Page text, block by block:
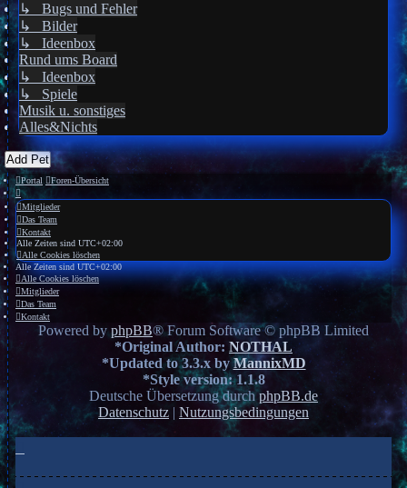
↳ Bugs und Fehler
↳ Bilder
↳ Ideenbox
Rund ums Board
↳ Ideenbox
↳ Spiele
Musik u. sonstiges
Alles&Nichts
Add Pet
Portal Foren-Übersicht
Mitglieder
Das Team
Kontakt
Alle Zeiten sind UTC+02:00
Alle Cookies löschen
Alle Zeiten sindUTC+02:00
Alle Cookies löschen
Mitglieder
Das Team
Kontakt
Powered by phpBB® Forum Software © phpBB Limited
*Original Author: NOTHAL
*Updated to 3.3.x byMannixMD
*Style version: 1.1.8
Deutsche Übersetzung durchphpBB.de
Datenschutz | Nutzungsbedingungen